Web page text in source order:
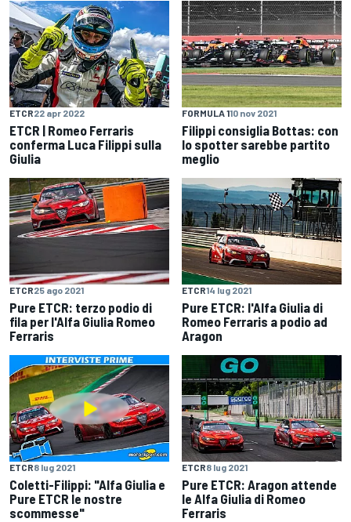
ETCR22 apr 2022
ETCR | Romeo Ferraris
conferma Luca Filippi sulla
Giulia
FORMULA 110 nov 2021
Filippi consiglia Bottas: con
lo spotter sarebbe partito
meglio
ETCR25 ago 2021
Pure ETCR: terzo podio di
fila per l'Alfa Giulia Romeo
Ferraris
ETCR14 lug 2021
Pure ETCR: l'Alfa Giulia di
Romeo Ferraris a podio ad
Aragon
ETCR8 lug 2021
Coletti-Filippi: "Alfa Giulia e
Pure ETCR le nostre
scommesse"
ETCR8 lug 2021
Pure ETCR: Aragon attende
le Alfa Giulia di Romeo
Ferraris